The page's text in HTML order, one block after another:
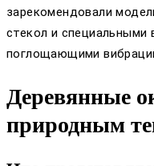
зарекомендовали
стекол и специальными
поглощающими
Деревянные
природным